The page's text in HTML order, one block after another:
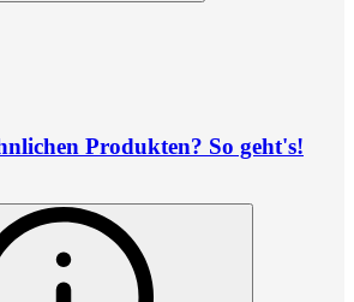
Produkten? So geht's!